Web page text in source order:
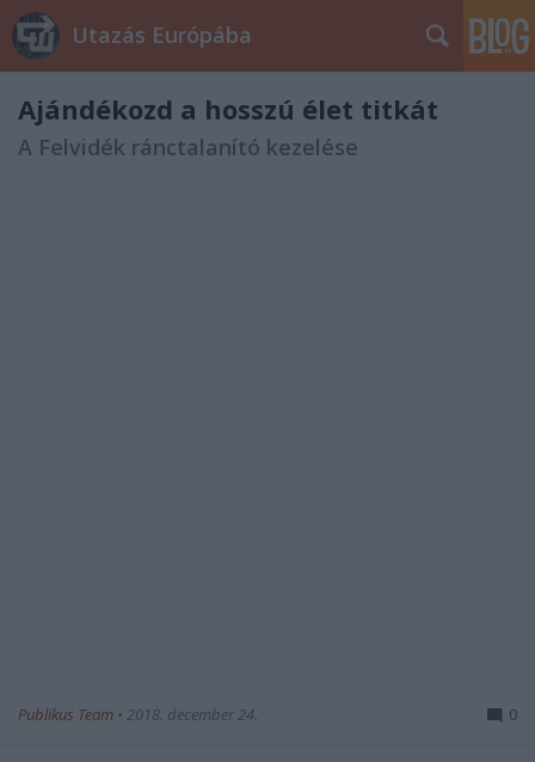
Utazás Európába
Ajándékozd a hosszú élet titkát
A Felvidék ránctalanító kezelése
Publikus Team • 2018. december 24. 0